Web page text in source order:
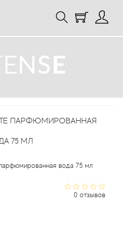
ПАРФЮМИРОВАННАЯ
75 МЛ
0 отзывов